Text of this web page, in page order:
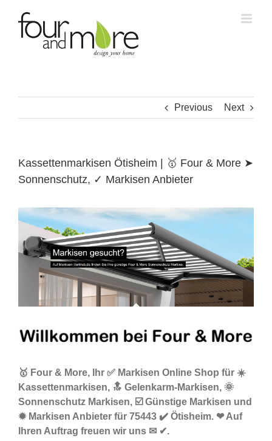
content
Previous Next
Kassettenmarkisen Ötisheim | 🥇 Four & More ➤
Sonnenschutz, ✓ Markisen Anbieter
🥇 Four & More, Ihr ✅ Markisen Online Shop für ☀️
Kassettenmarkisen, 🔝 Gelenkarm-Markisen, 🌞
Sonnenschutz Markisen, ☑️ Günstige Markisen und
✹ Markisen Anbieter für 75443 ✔️ Ötisheim. ❤ Auf
Ihren Auftrag freuen wir uns ✉ ✔.